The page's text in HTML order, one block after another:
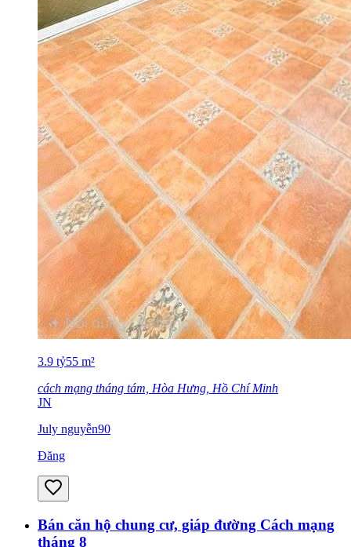
3.9 tỷ55 m²
cách mạng tháng tám, Hòa Hưng, Hồ Chí Minh
JN
July nguyễn90
Đăng
Bán căn hộ chung cư, giáp đường Cách mạng
tháng 8